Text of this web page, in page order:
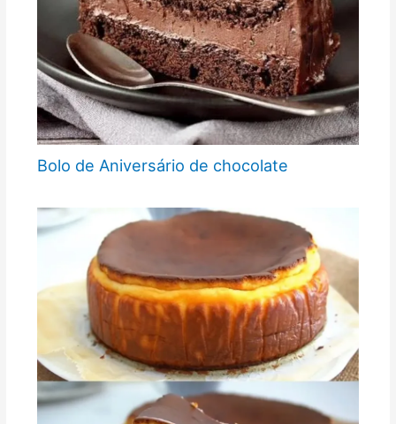
Bolo de Aniversário de chocolate